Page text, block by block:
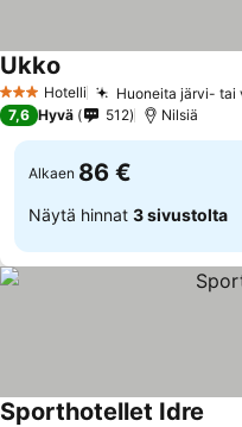
3 Tähtiluokitus
Hotelli Huoneita järvi- tai
Ukko
7,6 Hyvä 512 Nilsiä
Alkaen 86 €
Näytä hinnat 3 sivustolta
Sporthotellet Idre